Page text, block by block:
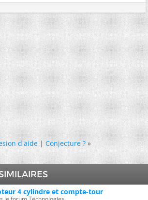
d'aide|Conjecture ? »
4 cylindre et compte-tour